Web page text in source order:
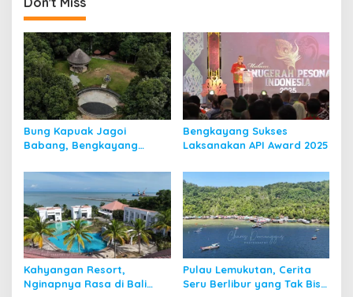
Bung Kapuak Jagoi
Babang, Bengkayang
Bengkayang Sukses
Laksanakan API Award 2025
Kahyangan Resort,
Nginapnya Rasa di Bali
Pulau Lemukutan, Cerita
Seru Berlibur yang Tak Bisa